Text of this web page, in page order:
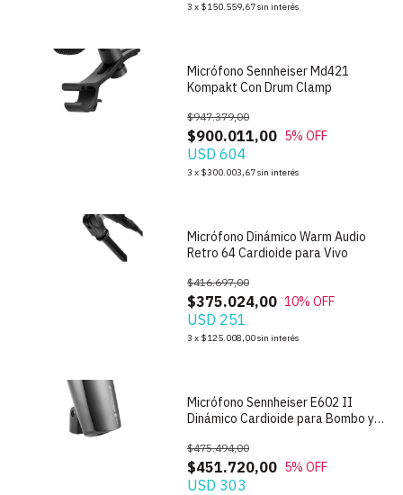
3 x $150.559,67sin interés
Micrófono Sennheiser Md421
Kompakt Con Drum Clamp
$900.011,00
$947.379,00
5% OFF
USD 604
3 x $300.003,67sin interés
Micrófono Dinámico Warm Audio
Retro 64 Cardioide para Vivo
$375.024,00
$416.697,00
10% OFF
USD 251
3 x $125.008,00sin interés
Micrófono Sennheiser E602 II
Dinámico Cardioide para Bombo y
$451.720,00
$475.494,00
5% OFF
USD 303